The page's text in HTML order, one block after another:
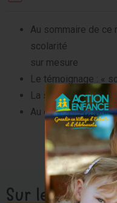
Au sommaire de ce
scolarité
sur mesure
Le témoignage : «
La situation
Au cœur des
Sur le même